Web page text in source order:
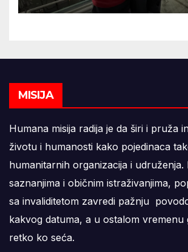
MISIJA
Humana misija radija je da širi i pruža
životu i humanosti kako pojedinaca
humanitarnih organizacija i udruženja.
saznanjima i običnim istraživanjima,
sa invaliditetom zavredi pažnju
kakvog datuma, a u ostalom vremenu
retko ko seća.